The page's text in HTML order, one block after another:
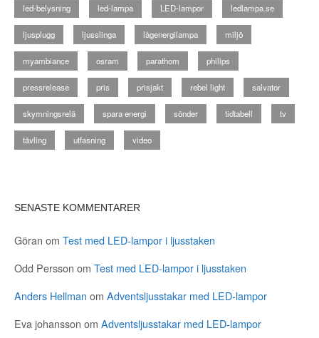
led-belysning led-lampa LED-lampor ledlampa.se
ljusplugg ljusslinga lågenergilampa miljö
myambiance osram parathom philips
pressrelease pris prisjakt rebel light salvator
skymningsrelä spara energi sönder tidtabell tv
tävling utfasning video
SENASTE KOMMENTARER
Göran om Test med LED-lampor i ljusstaken
Odd Persson om Test med LED-lampor i ljusstaken
Anders Hellman om Adventsljusstakar med LED-lampor
Eva johansson om Adventsljusstakar med LED-lampor